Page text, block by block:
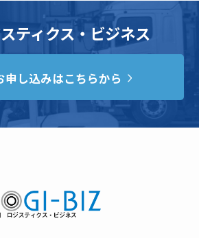
ティクス・ビジネス
申し込みはこちらから